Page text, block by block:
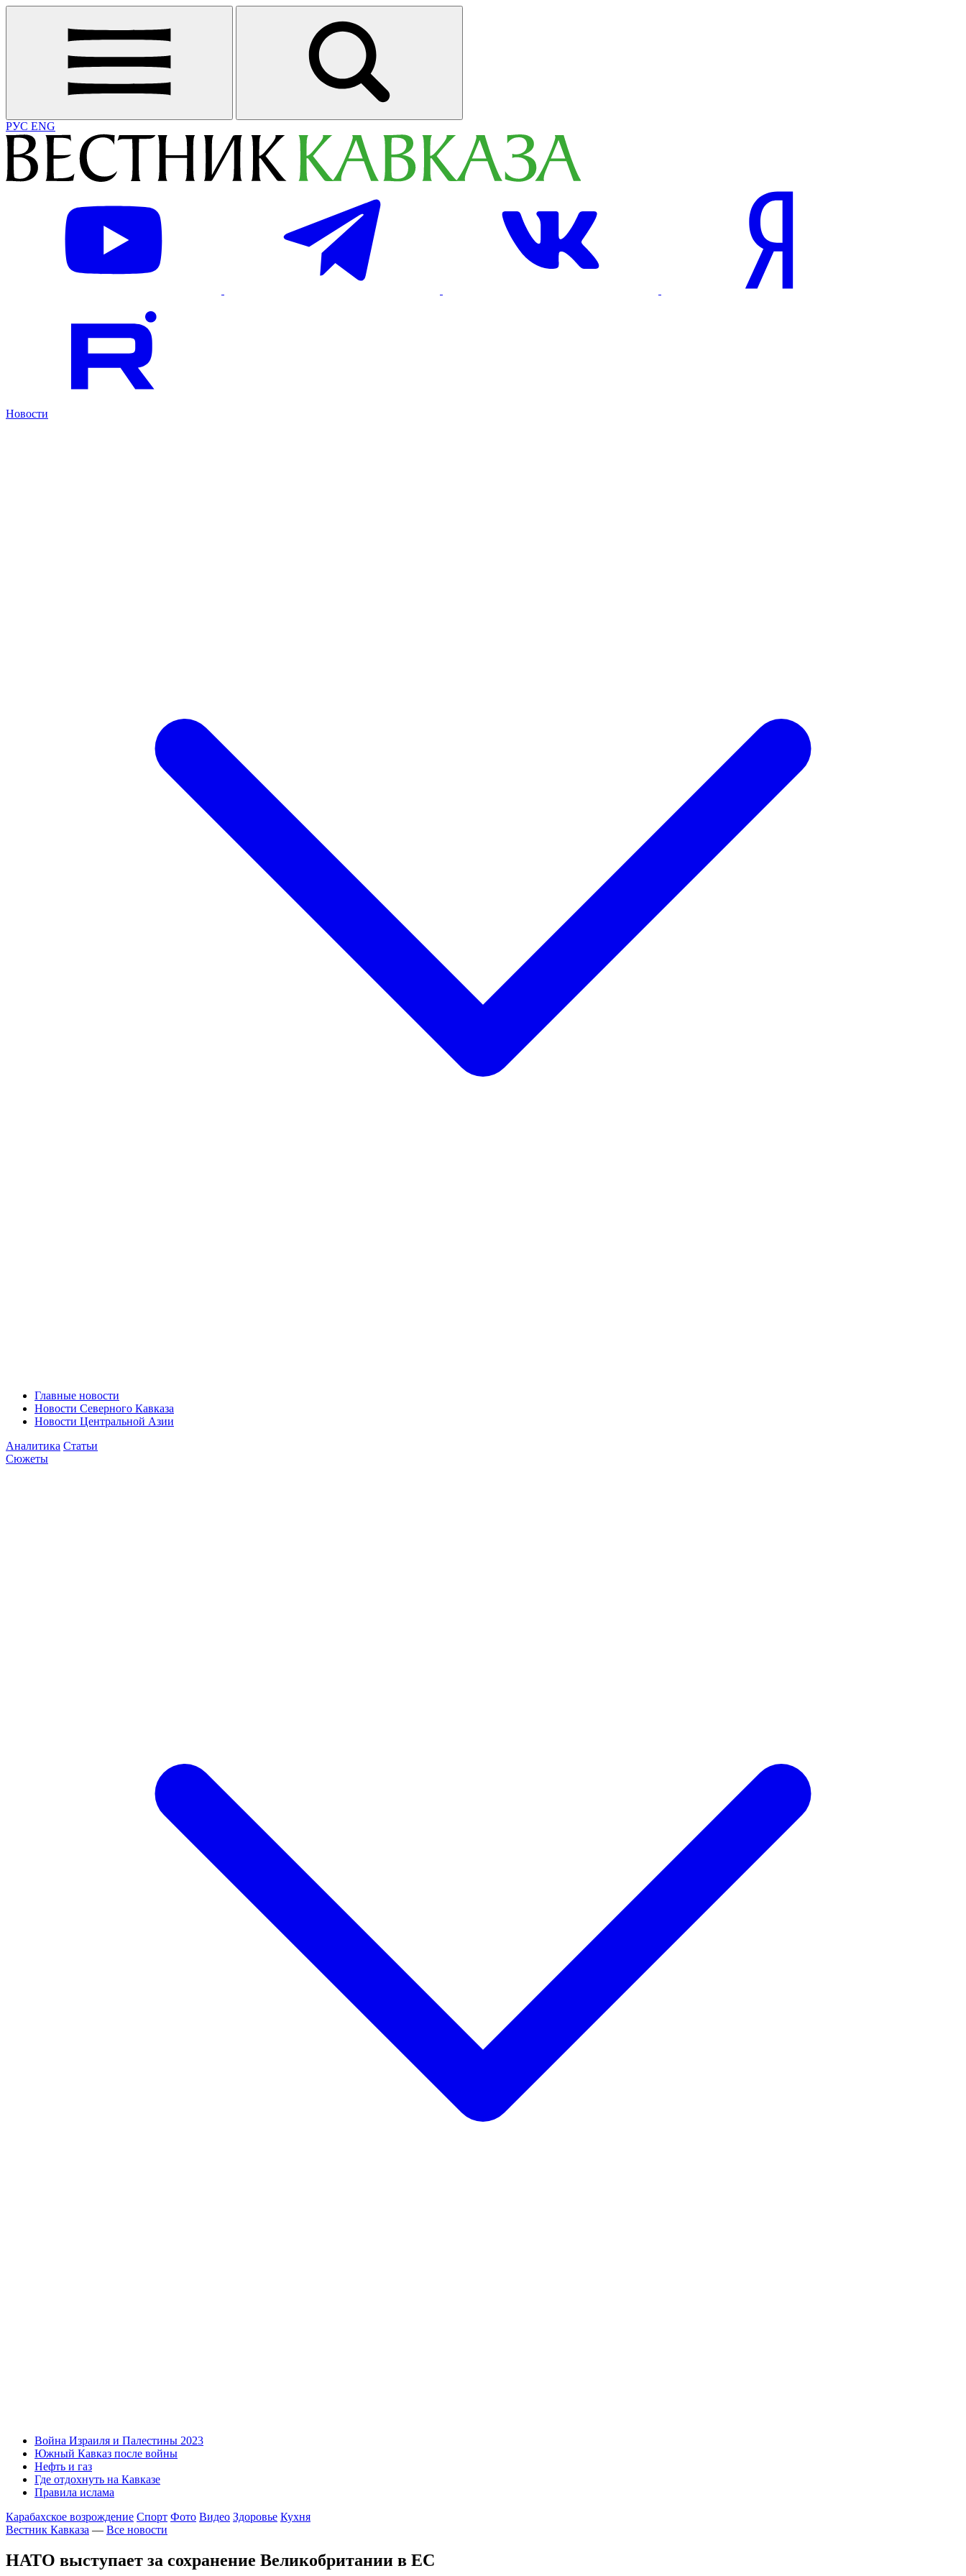
РУС ENG
Новости
Главные новости
Новости Северного Кавказа
Новости Центральной Азии
Аналитика Статьи
Сюжеты
Война Израиля и Палестины 2023
Южный Кавказ после войны
Нефть и газ
Где отдохнуть на Кавказе
Правила ислама
Карабахское возрождение Спорт Фото Видео Здоровье Кухня
Вестник Кавказа — Все новости
НАТО выступает за сохранение Великобритании в ЕС